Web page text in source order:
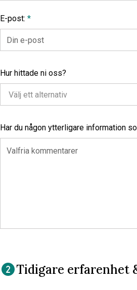
E-post: *
Hur hittade ni oss?
Har du någon ytterligare information
Tidigare erfarenhet